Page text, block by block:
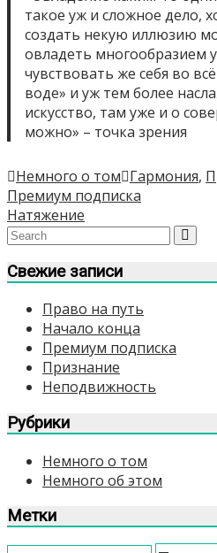
такое уж и сложное дело,
создать некую иллюзию
овладеть многообразием
чувствовать же себя во
воде» и уж тем более
искусство, там уже и о
можно» – точка зрения
Немного о том Гармония,
Навигация
по
записям
Премиум подписка
Натяжение
Свежие записи
Право на путь
Начало конца
Премиум подписка
Признание
Неподвижность
Рубрики
Немного о том
Немного об этом
Метки